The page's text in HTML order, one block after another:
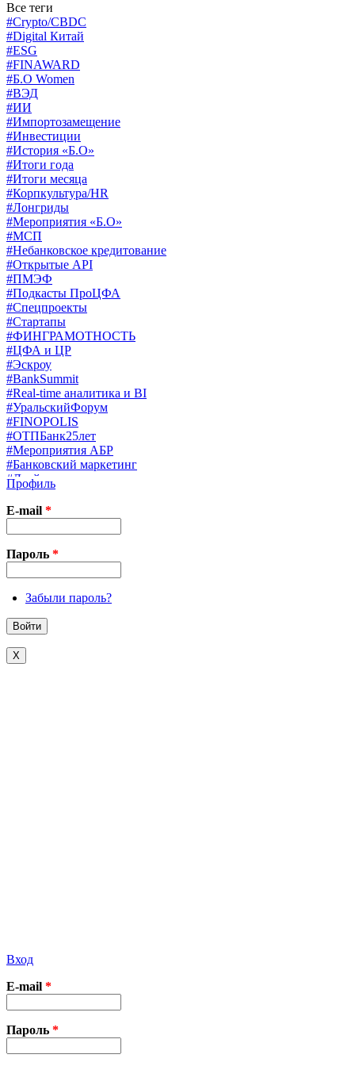
Все теги
#Crypto/CBDC
#Digital Китай
#ESG
#FINAWARD
#Б.О Women
#ВЭД
#ИИ
#Импортозамещение
#Инвестиции
#История «Б.О»
#Итоги года
#Итоги месяца
#Корпкультура/HR
#Лонгриды
#Мероприятия «Б.О»
#МСП
#Небанковское кредитование
#Открытые API
#ПМЭФ
#Подкасты ПроЦФА
#Спецпроекты
#Стартапы
#ФИНГРАМОТНОСТЬ
#ЦФА и ЦР
#Эскроу
#BankSummit
#Real-time аналитика и BI
#УральскийФорум
#FINOPOLIS
#ОТПБанк25лет
#Мероприятия АБР
#Банковский маркетинг
#Драйверы страхования
#Финконгресс ЦБ
#PB&WM
#UX/CX
#Экосистемы
X
Профиль
E-mail *
Пароль *
Забыли пароль?
X
Вход
E-mail *
Пароль *